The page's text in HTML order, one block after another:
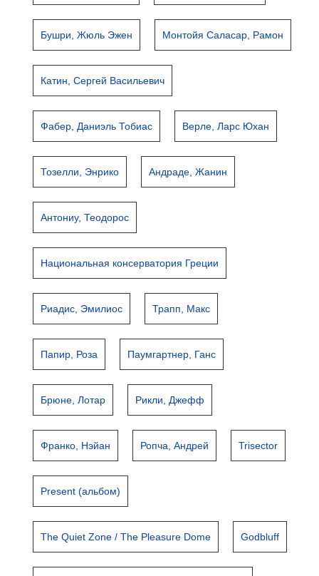
Бушри, Жюль Эжен Монтойя Саласар, Рамон
Катин, Сергей Васильевич
Фабер, Даниэль Тобиас Верле, Ларс Юхан
Тозелли, Энрико Андраде, Жанин
Антониу, Теодорос
Национальная консерватория Греции
Риадис, Эмилиос Трапп, Макс
Папир, Роза Паумгартнер, Ганс
Брюне, Лотар Рикли, Джефф
Франко, Нэйан Ропча, Андрей Trisector
Present (альбом)
The Quiet Zone / The Pleasure Dome Godbluff